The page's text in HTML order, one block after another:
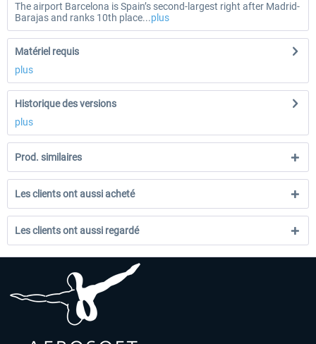
The airport Barcelona is Spain’s second-largest right after Madrid-
Barajas and ranks 10th place...plus
Matériel requis
plus
Historique des versions
plus
Prod. similaires
Les clients ont aussi acheté
Les clients ont aussi regardé